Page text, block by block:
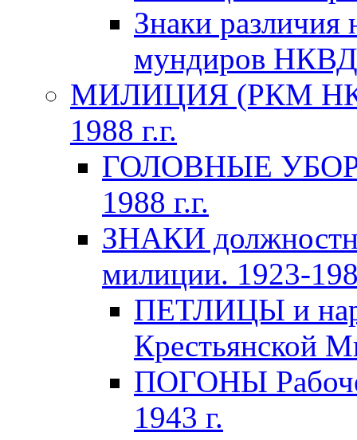
Знаки различия
мундиров
МИЛИЦИЯ (РКМ
1988 г.г.
ГОЛОВНЫЕ УБОРЫ
1988 г.г.
ЗНАКИ
милиции. 1923-
ПЕТЛИЦЫ и
Крестьянской
ПОГОНЫ
1943 г.